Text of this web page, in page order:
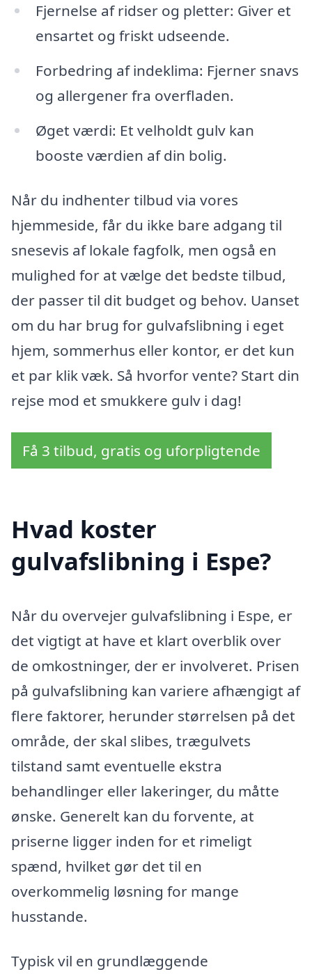
Fjernelse af ridser og pletter: Giver et
ensartet og friskt udseende.
Forbedring af indeklima: Fjerner snavs
og allergener fra overfladen.
Øget værdi: Et velholdt gulv kan
booste værdien af din bolig.
Når du indhenter tilbud via vores
hjemmeside, får du ikke bare adgang til
snesevis af lokale fagfolk, men også en
mulighed for at vælge det bedste tilbud,
der passer til dit budget og behov. Uanset
om du har brug for gulvafslibning i eget
hjem, sommerhus eller kontor, er det kun
et par klik væk. Så hvorfor vente? Start din
rejse mod et smukkere gulv i dag!
Få 3 tilbud, gratis og uforpligtende
Hvad koster
gulvafslibning i Espe?
Når du overvejer gulvafslibning i Espe, er
det vigtigt at have et klart overblik over
de omkostninger, der er involveret. Prisen
på gulvafslibning kan variere afhængigt af
flere faktorer, herunder størrelsen på det
område, der skal slibes, trægulvets
tilstand samt eventuelle ekstra
behandlinger eller lakeringer, du måtte
ønske. Generelt kan du forvente, at
priserne ligger inden for et rimeligt
spænd, hvilket gør det til en
overkommelig løsning for mange
husstande.
Typisk vil en grundlæggende